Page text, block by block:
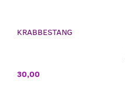
KRABBESTANG
30,00